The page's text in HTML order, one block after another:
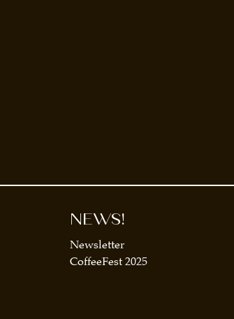
NEWS!
Newsletter
CoffeeFest 2025